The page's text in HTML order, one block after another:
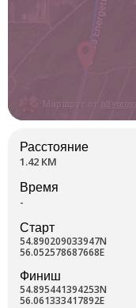
Маршрут от
Расстояние
1.42 КМ
Время
-
Старт
54.890209033947N
56.052578687668E
Финиш
54.895441394253N
56.061333417892E